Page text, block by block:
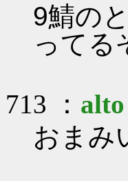
9鯖の
ってる
713 ： alto
おまみ